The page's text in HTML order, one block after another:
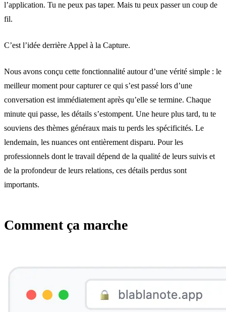
l’application. Tu ne peux pas taper. Mais tu peux passer un coup de
fil.
C’est l’idée derrière Appel à la Capture.
Nous avons conçu cette fonctionnalité autour d’une vérité simple : le
meilleur moment pour capturer ce qui s’est passé lors d’une
conversation est immédiatement après qu’elle se termine. Chaque
minute qui passe, les détails s’estompent. Une heure plus tard, tu te
souviens des thèmes généraux mais tu perds les spécificités. Le
lendemain, les nuances ont entièrement disparu. Pour les
professionnels dont le travail dépend de la qualité de leurs suivis et
de la profondeur de leurs relations, ces détails perdus sont
importants.
Comment ça marche